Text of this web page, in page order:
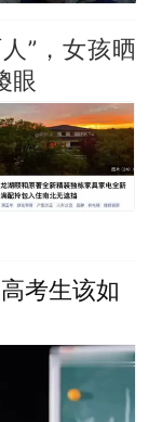
”，女孩晒
眼
考生该如